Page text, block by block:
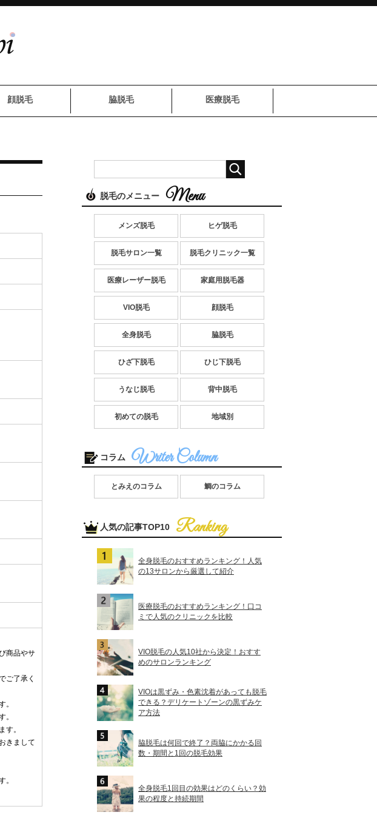
顔脱毛 脇脱毛 医療脱毛
商品やサ
ご了承く
。
。
す。
きまして
。
脱毛のメニュー
メンズ脱毛 ヒゲ脱毛
脱毛サロン一覧 脱毛クリニック一覧
医療レーザー脱毛 家庭用脱毛器
VIO脱毛 顔脱毛
全身脱毛 脇脱毛
ひざ下脱毛 ひじ下脱毛
うなじ脱毛 背中脱毛
初めての脱毛 地域別
コラム
とみえのコラム 鯛のコラム
人気の記事TOP10
全身脱毛のおすすめランキング！人気
の13サロンから厳選して紹介
医療脱毛のおすすめランキング！口コ
ミで人気のクリニックを比較
VIO脱毛の人気10社から決定！おすす
めのサロンランキング
VIOは黒ずみ・色素沈着があっても脱毛
できる？デリケートゾーンの黒ずみケ
ア方法
脇脱毛は何回で終了？両脇にかかる回
数・期間と1回の脱毛効果
全身脱毛1回目の効果はどのくらい？効
果の程度と持続期間